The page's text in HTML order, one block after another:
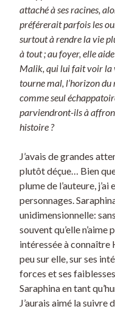
attaché à ses racines,
préférerait parfois les
surtout à rendre la vie
à tout ; au foyer, elle
Malik, qui lui fait voir la
tourne mal, l’horizon du
comme seul
parviendront-ils à
histoire ?
J’avais de grandes
plutôt déçue… Bien
plume de l’auteure, j’ai
personnages.
unidimensionnelle:
souvent qu’elle n’aime
intéressée à connaître
peu sur elle, sur ses
forces et ses
Saraphina en tant
J’aurais aimé la